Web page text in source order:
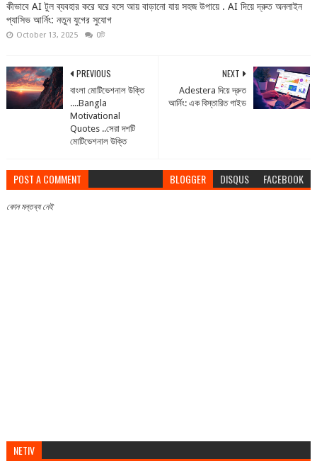
কীভাবে AI টুল ব্যবহার করে ঘরে বসে আয় বাড়ানো যায় সহজ উপায়ে . AI দিয়ে দ্রুত অনলাইন
প্যাসিভ আর্নিং: নতুন যুগের সুযোগ
October 13, 2025 0টি
NEXT
Adestera দিয়ে দ্রুত
আর্নিং: এক বিস্তারিত গাইড
PREVIOUS
বাংলা মোটিভেশনাল উক্তি
....Bangla
Motivational
Quotes ..সেরা দশটি
মোটিভেশনাল উক্তি
POST A COMMENT BLOGGER DISQUS FACEBOOK
কোন মন্তব্য নেই
NETIV